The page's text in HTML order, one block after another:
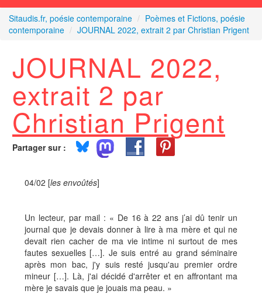
Plus
Sitaudis.fr, poésie contemporaine / Poèmes et Fictions, poésie
contemporaine / JOURNAL 2022, extrait 2 par Christian Prigent
JOURNAL 2022,
extrait 2 par
Christian Prigent
Partager sur :
04/02 [les envoûtés]
Un lecteur, par mail : « De 16 à 22 ans j’ai dû tenir un
journal que je devais donner à lire à ma mère et qui ne
devait rien cacher de ma vie intime ni surtout de mes
fautes sexuelles […]. Je suis entré au grand séminaire
après mon bac, j'y suis resté jusqu'au premier ordre
mineur […]. Là, j'ai décidé d'arrêter et en affrontant ma
mère je savais que je jouais ma peau. »